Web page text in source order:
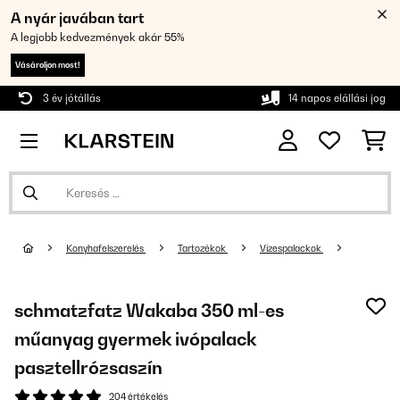
A nyár javában tart
A legjobb kedvezmények akár 55%
Vásároljon most!
3 év jótállás 14 napos elállási jog
Konyhafelszerelés Tartozékok Vízespalackok
schmatzfatz Wakaba 350 ml-es
műanyag gyermek ivópalack
pasztellrózsaszín
204 értékelés